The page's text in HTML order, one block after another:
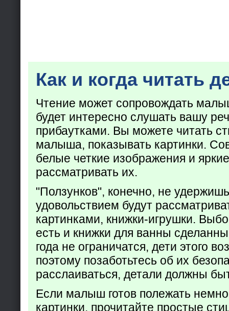
Как и когда читать
Чтение может сопровождать
будет интересно слушать вашу
прибаутками. Вы можете читать
малыша, показывать картинки.
белые четкие изображения и
рассматривать их.
"Ползунков", конечно, не
удовольствием будут
картинками, книжки-игрушки.
есть и книжки для ванны
года не ограничатся, дети этого
поэтому позаботьтесь об их
расслаиваться, детали должны
Если малыш готов полежать
картинки, прочитайте простые